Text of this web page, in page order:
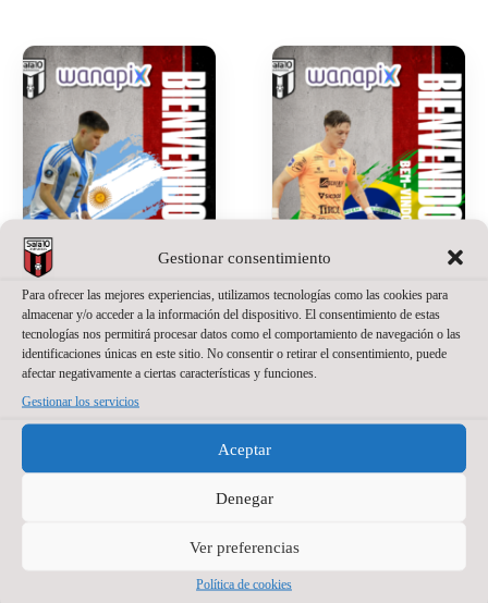
Gestionar consentimiento
Para ofrecer las mejores experiencias, utilizamos tecnologías como las cookies para
almacenar y/o acceder a la información del dispositivo. El consentimiento de estas
tecnologías nos permitirá procesar datos como el comportamiento de navegación o las
identificaciones únicas en este sitio. No consentir o retirar el consentimiento, puede
afectar negativamente a ciertas características y funciones.
Gestionar los servicios
Aceptar
Denegar
Ver preferencias
Política de cookies
SANTINO
OILHABORDA,
UNA APUESTA
DE PRESENTE
PARA EL
JACKSON
SANT’ANNA,
PORTERO DE